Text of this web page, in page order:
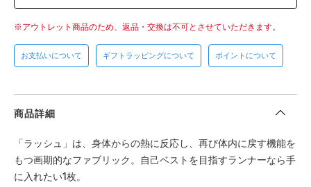
アウトレット商品のため、返品・交換は不可とさせていただきます。
お支払いについて ギフトラッピングについて ポイントについて
商品詳細
「ラッシュ」は、身体からの熱に反応し、再び体内に戻す機能を
もつ画期的なファブリック。自己ベストを目指すランナーなら手
に入れたい1枚。